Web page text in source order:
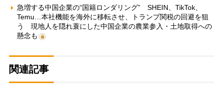
急増する中国企業の“国籍ロンダリング” SHEIN、TikTok、
Temu…本社機能を海外に移転させ、トランプ関税の回避を狙
う 現地人を隠れ蓑にした中国企業の農業参入・土地取得への
懸念も
関連記事